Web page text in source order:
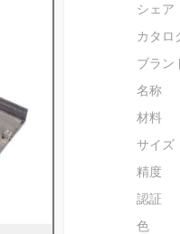
シェア
カタロ
ブラン
名称
材料
サイズ
精度
認証
色